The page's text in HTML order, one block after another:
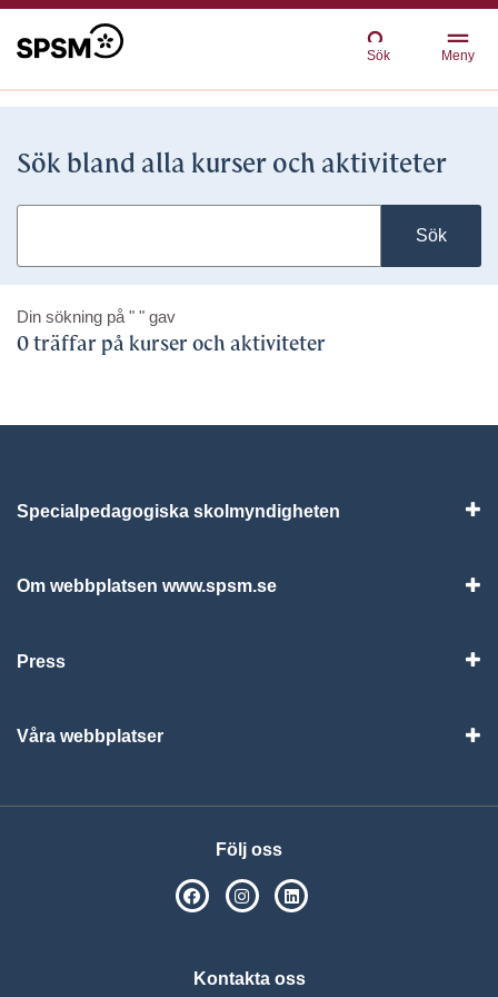
Sök Meny
Sök bland alla kurser och aktiviteter
Sök
Din sökning på " " gav
0 träffar på kurser och aktiviteter
Specialpedagogiska skolmyndigheten
Om webbplatsen www.spsm.se
Press
Våra webbplatser
Följ oss
SPSM på Facebook
SPSM på Instagram
Kontakta oss